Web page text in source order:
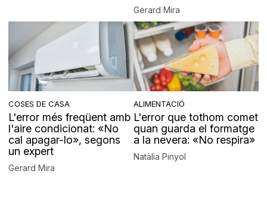
Gerard Mira
COSES DE CASA
L'error més freqüent amb
l'aire condicionat: «No
cal apagar-lo», segons
un expert
Gerard Mira
ALIMENTACIÓ
L'error que tothom comet
quan guarda el formatge
a la nevera: «No respira»
Natàlia Pinyol